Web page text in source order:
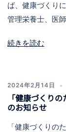
ば、健康づくり
管理栄養士、医師
続きを読む
2024年2月14日
「健康づくり
のお知らせ
「健康づくりの